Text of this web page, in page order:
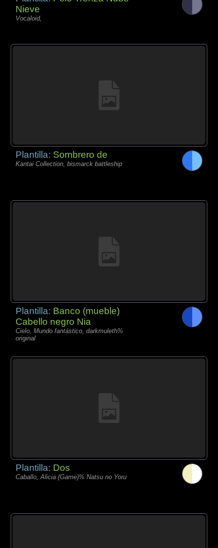
Nieve
Vocaloid,
Plantilla: Sombrero de
Kantai Collection, bismarck battleship
Plantilla: Banco (mueble)
Cabello negro Nia
Cielo, Mundo fantástico, darkmuleth%
original
Plantilla: Dos
Caballo, Alicia (Game)% Natsu no Yoru